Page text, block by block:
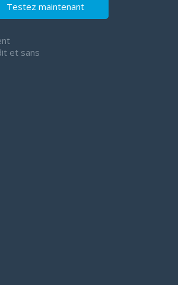
Testez maintenant
et sans